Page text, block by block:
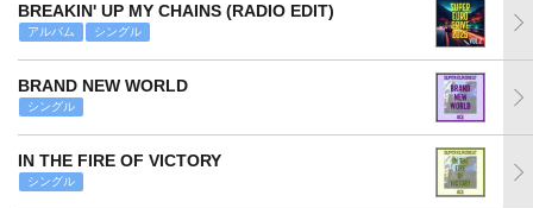
BREAKIN' UP MY CHAINS (RADIO EDIT)
アルバム シングル
BRAND NEW WORLD
シングル
IN THE FIRE OF VICTORY
シングル